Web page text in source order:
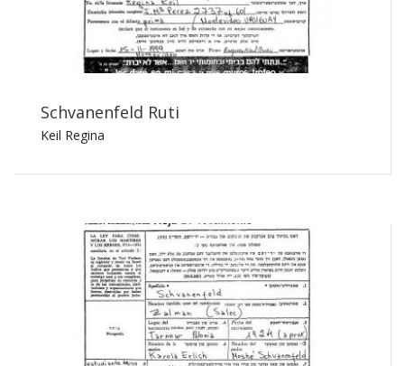
Schvanenfeld Ruti
Keil Regina